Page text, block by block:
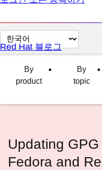
페
이
변
Red Hat 블로그
By
product
By
topic
Updating
Fedora and